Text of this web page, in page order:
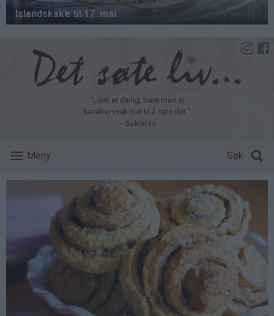
"Livet er deilig, bare man er
karaktersvak nok til å nyte det."
– Sokrates
Meny Søk